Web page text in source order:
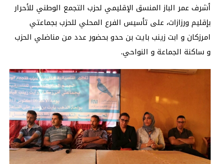
أشرف عمر الباز المنسق الإقليمي لحزب التجمع الوطني للأحرار
بإقليم ورزازات، على تأسيس الفرع المحلي للحزب بجماعتي
امرزكان و ابت زينب بايت بن حدو بحضور عدد من مناضلي الحزب
و ساكنة الجماعة و النواحي.